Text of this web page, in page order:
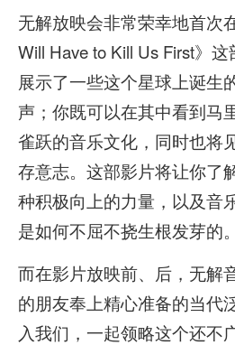
无解放映会非常荣幸地首次
Will Have to Kill Us First》
展示了一些这个星球上诞生
声；你既可以在其中看到马
雀跃的音乐文化，同时也将
存意志。这部影片将让你了
种积极向上的力量，以及音
是如何不屈不挠生根发芽的。
而在影片放映前、后，无解
的朋友奉上精心准备的当代
入我们，一起领略这个还不